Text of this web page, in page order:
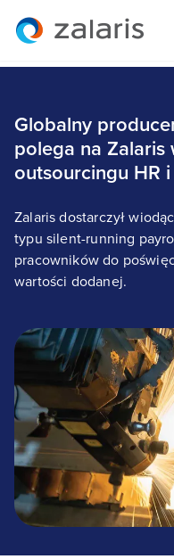
Globalny
polega na Zalaris
outsourcingu HR i
Zalaris dostarczył
typu silent-running
pracowników do
wartości dodanej.
Globalny
Zalaris w zakresie